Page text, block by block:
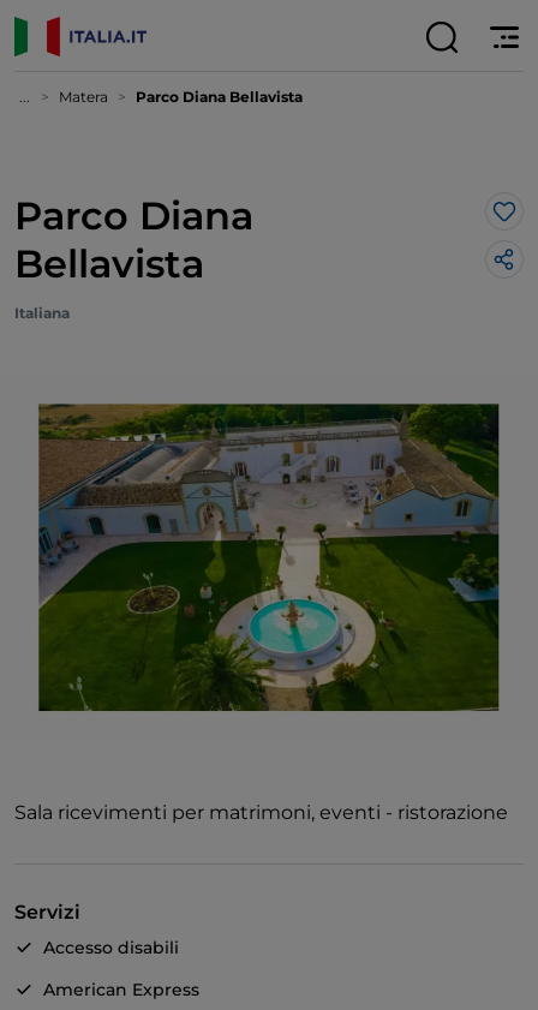
... Matera Parco Diana Bellavista
Parco Diana
Bellavista
Italiana
Sala ricevimenti per matrimoni, eventi - ristorazione
Servizi
Accesso disabili
American Express